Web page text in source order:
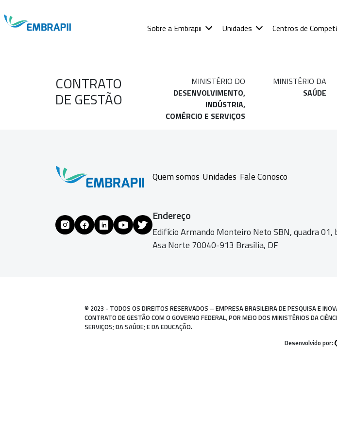
Sobre a Embrapii Unidades Centros de
CONTRATO
DE GESTÃO
MINISTÉRIO DO
DESENVOLVIMENTO,
INDÚSTRIA,
COMÉRCIO E SERVIÇOS
MINISTÉRIO DA
SAÚDE
Quem somos Unidades Fale Conosco
Endereço
Edifício Armando Monteiro Neto SBN, quadra 01,
Asa Norte 70040-913 Brasília, DF
© 2023 - TODOS OS DIREITOS RESERVADOS – EMPRESA BRASILEIRA DE PESQUISA E
CONTRATO DE GESTÃO COM O GOVERNO FEDERAL, POR MEIO DOS MINISTÉRIOS DA
SERVIÇOS; DA SAÚDE; E DA EDUCAÇÃO.
Desenvolvido por: